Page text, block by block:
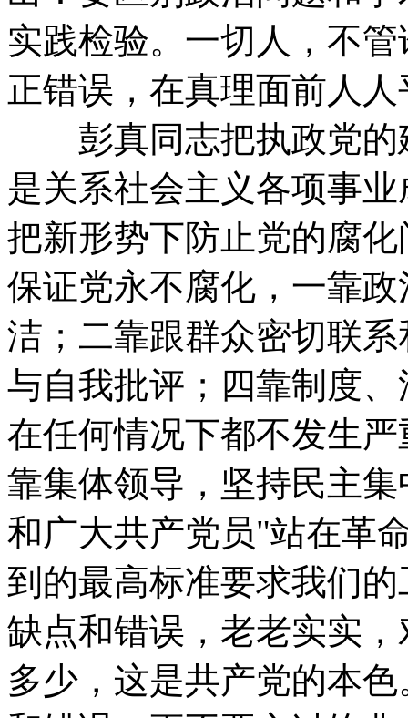
实践检验。一切人，不
正错误，在真理面前人人
彭真同志把执政党的
是关系社会主义各项事
把新形势下防止党的腐
保证党永不腐化，一靠
洁；二靠跟群众密切联
与自我批评；四靠制度
在任何情况下都不发生
靠集体领导，坚持民主
和广大共产党员"站在革
到的最高标准要求我们
缺点和错误，老老实实
多少，这是共产党的本